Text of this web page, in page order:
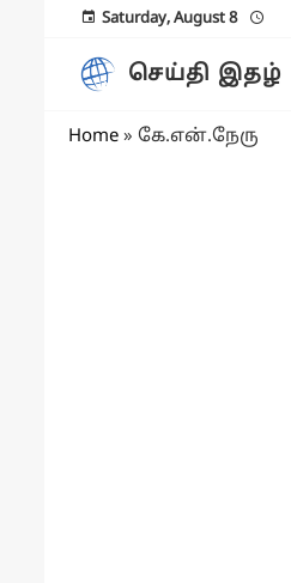
Saturday, August 8
செய்தி இதழ்
Home » கே.என்.நேரு